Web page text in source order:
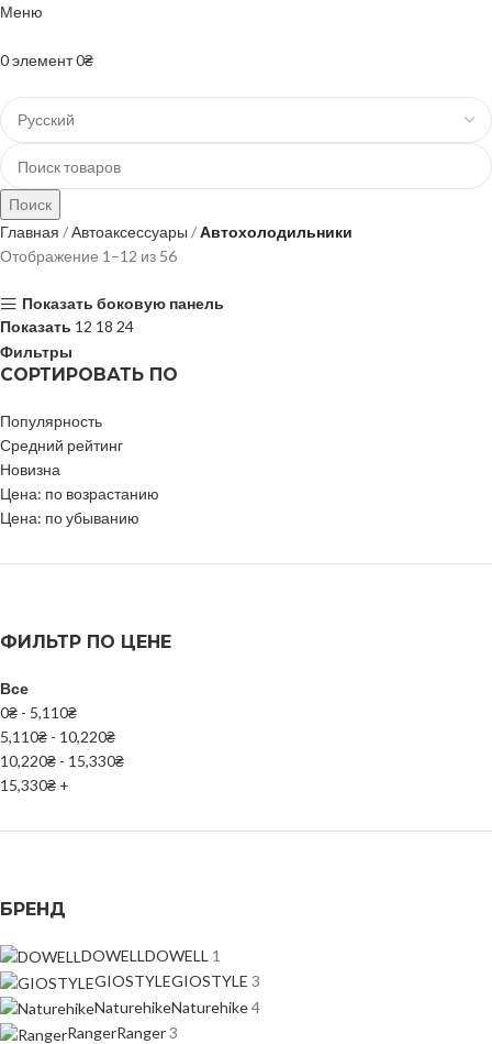
Меню
0элемент0₴
Поиск
Главная
Автоаксессуары
Автохолодильники
Отображение 1–12 из 56
Показать боковую панель
Показать 12 18 24
Фильтры
СОРТИРОВАТЬ ПО
Популярность
Средний рейтинг
Новизна
Цена: по возрастанию
Цена: по убыванию
ФИЛЬТР ПО ЦЕНЕ
Все
0₴ - 5,110₴
5,110₴ - 10,220₴
10,220₴ - 15,330₴
15,330₴ +
БРЕНД
DOWELL DOWELL 1
GIOSTYLEGIOSTYLE 3
NaturehikeNaturehike4
RangerRanger3